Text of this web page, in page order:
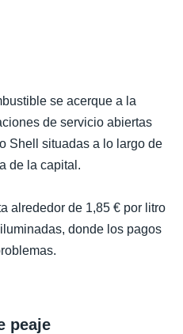
se acerque a la
de servicio abiertas
Shell situadas a lo largo de
de la capital.
alrededor de 1,85 € por litro
donde los pagos
peaje